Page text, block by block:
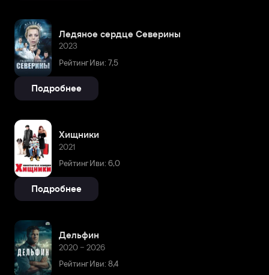
Ледяное сердце Северины
2023
Рейтинг Иви: 7,5
Подробнее
Хищники
2021
Рейтинг Иви: 6,0
Подробнее
Дельфин
2020 – 2026
Рейтинг Иви: 8,4